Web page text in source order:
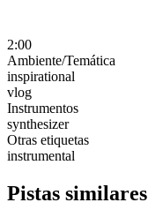
2:00
Ambiente/Temática
inspirational
vlog
Instrumentos
synthesizer
Otras etiquetas
instrumental
Pistas similares